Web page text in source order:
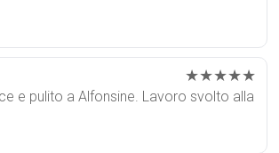
★★★★★
e pulito a Alfonsine. Lavoro svolto alla